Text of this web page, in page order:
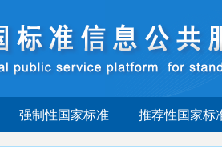
强制性国家标准 推荐性国家标